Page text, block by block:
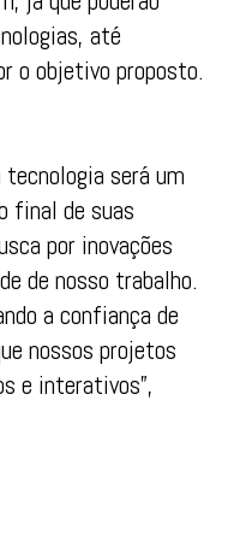
até
o objetivo proposto.
será um
final de suas
por inovações
de nosso trabalho.
a confiança de
nossos projetos
e interativos”,